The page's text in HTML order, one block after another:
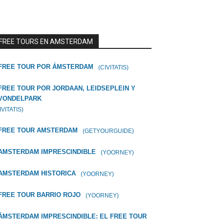
TOURS EN AMSTERDAM
TOUR POR ÁMSTERDAM (CIVITATIS)
TOUR POR JORDAAN, LEIDSEPLEIN Y
TOUR AMSTERDAM (GETYOURGUIDE)
IMPRESCINDIBLE (YOORNEY)
HISTORICA (YOORNEY)
TOUR BARRIO ROJO (YOORNEY)
IMPRESCINDIBLE: EL FREE TOUR